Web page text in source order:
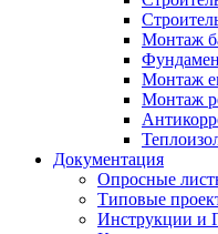
Монтаж
Монтаж
Монтаж
Документация
Опросные
Типовые
Инструкции и